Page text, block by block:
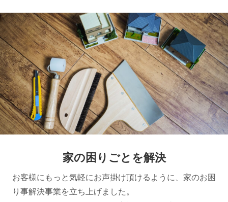
家の困りごとを解決
お客様にもっと気軽にお声掛け頂けるように、家のお困
り事解決事業を立ち上げました。